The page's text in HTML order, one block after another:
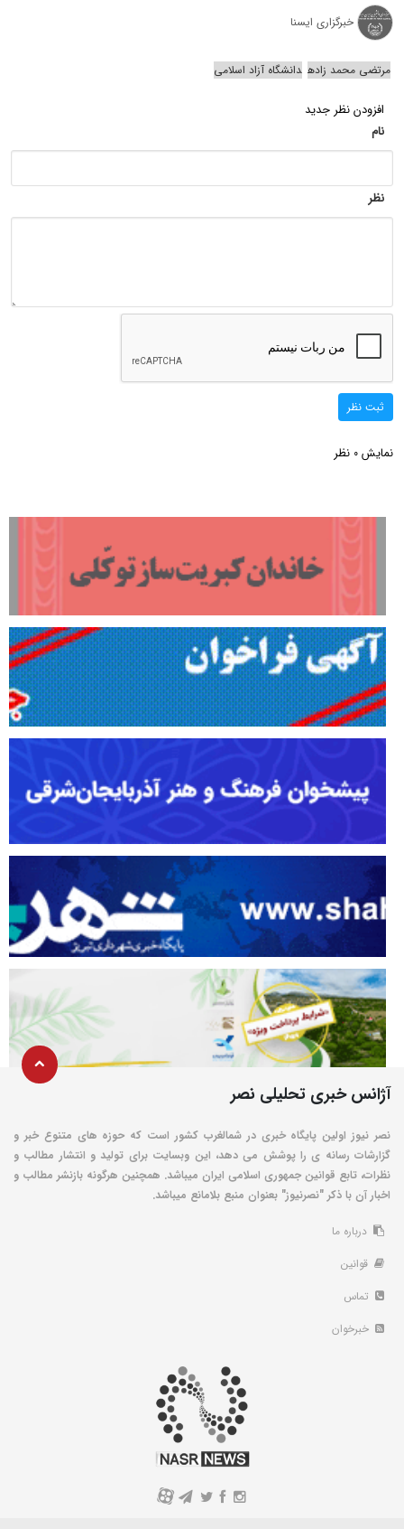
خبرگزاری ایسنا
مرتضی محمد زاده دانشگاه آزاد اسلامی
افزودن نظر جدید
نام
نظر
ثبت نظر
نمایش 0 نظر
آژانس خبری تحلیلی نصر
نصر نیوز اولین پایگاه خبری در شمالغرب کشور است که حوزه های متنوع خبر و
گزارشات رسانه ی را پوشش می دهد، این وبسایت برای تولید و انتشار مطالب و
نظرات، تابع قوانین جمهوری اسلامی ایران میباشد. همچنین هرگونه بازنشر مطالب و
اخبار آن با ذکر "نصرنیوز" بعنوان منبع بلامانع میباشد.
درباره ما
قوانین
تماس
خبرخوان
A